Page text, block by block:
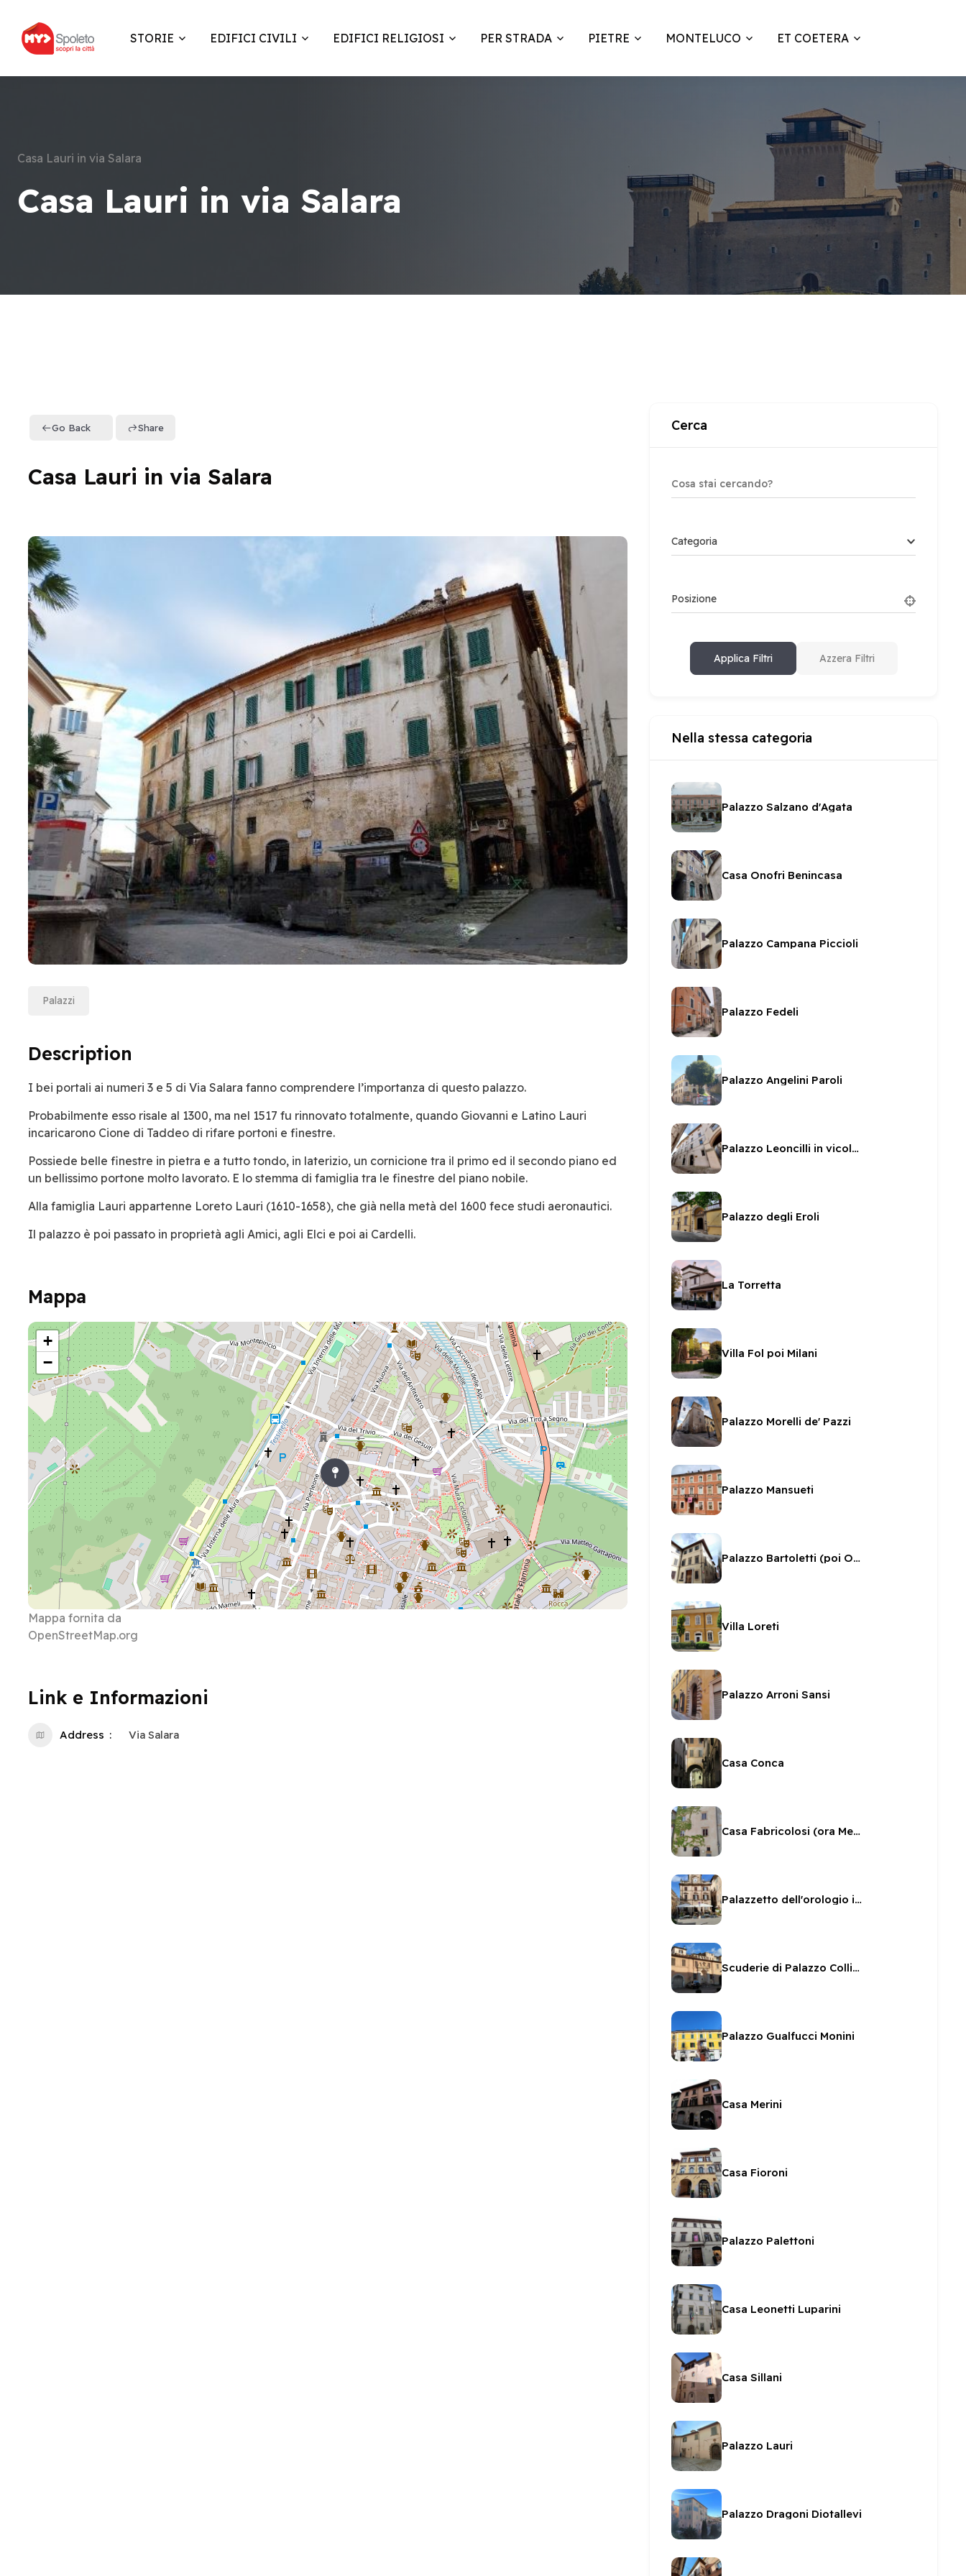
STORIE EDIFICI CIVILI EDIFICI RELIGIOSI PER STRADA PIETRE MONTELUCO ET COETERA
Casa Lauri in via Salara
Casa Lauri in via Salara
Go Back Share
Casa Lauri in via Salara
Palazzi
Description
I bei portali ai numeri 3 e 5 di Via Salara fanno comprendere l’importanza di questo palazzo.
Probabilmente esso risale al 1300, ma nel 1517 fu rinnovato totalmente, quando Giovanni e Latino Lauri
incaricarono Cione di Taddeo di rifare portoni e finestre.
Possiede belle finestre in pietra e a tutto tondo, in laterizio, un cornicione tra il primo ed il secondo piano ed
un bellissimo portone molto lavorato. E lo stemma di famiglia tra le finestre del piano nobile.
Alla famiglia Lauri appartenne Loreto Lauri (1610-1658), che già nella metà del 1600 fece studi aeronautici.
Il palazzo è poi passato in proprietà agli Amici, agli Elci e poi ai Cardelli.
Mappa
+
−
Mappa fornita da
OpenStreetMap.org
Link e Informazioni
Address Via Salara
Cerca
Categoria
Posizione
Applica Filtri Azzera Filtri
Nella stessa categoria
Palazzo Salzano d'Agata
Casa Onofri Benincasa
Palazzo Campana Piccioli
Palazzo Fedeli
Palazzo Angelini Paroli
Palazzo Leoncilli in vicolo Pianciani
Palazzo degli Eroli
La Torretta
Villa Fol poi Milani
Palazzo Morelli de' Pazzi
Palazzo Mansueti
Palazzo Bartoletti (poi Onofri)
Villa Loreti
Palazzo Arroni Sansi
Casa Conca
Casa Fabricolosi (ora Menotti)
Palazzetto dell'orologio in Piazza della Libertà
Scuderie di Palazzo Collicola
Palazzo Gualfucci Monini
Casa Merini
Casa Fioroni
Palazzo Palettoni
Casa Leonetti Luparini
Casa Sillani
Palazzo Lauri
Palazzo Dragoni Diotallevi